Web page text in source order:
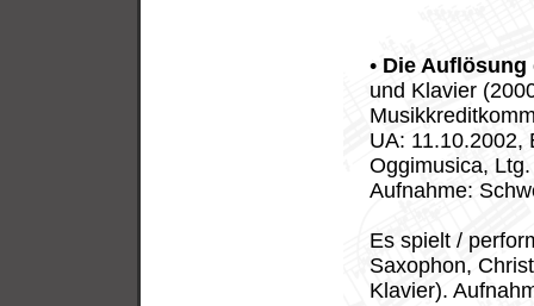
• Die Auflösung
und Klavier
UA: 11.10.2002,
Oggimusica,
Aufnahme:
Es spielt /
Saxophon,
Klavier).